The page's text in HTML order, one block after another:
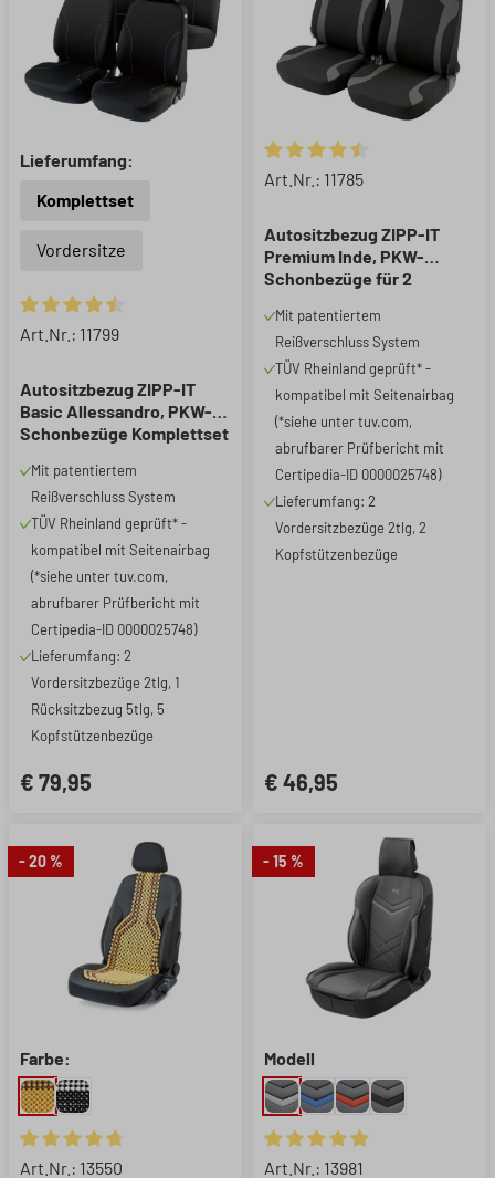
Lieferumfang:
Komplettset
Vordersitze
Durchschnittliche Bewertung von 4.55 von 5 Sternen
Art.Nr.: 11799
Autositzbezug ZIPP-IT
Basic Allessandro, PKW-
Schonbezüge Komplettset
System schwarz
Mit patentiertem
Reißverschluss System
TÜV Rheinland geprüft* -
kompatibel mit Seitenairbag
(*siehe unter tuv.com,
abrufbarer Prüfbericht mit
Certipedia-ID 0000025748)
Lieferumfang: 2
Vordersitzbezüge 2tlg, 1
Rücksitzbezug 5tlg, 5
Kopfstützenbezüge
€ 79,95
Durchschnittliche Bewertung
Art.Nr.: 11785
Autositzbezug ZIPP-IT
Premium Inde, PKW-
Schonbezüge für 2
Reißverschluss-System
schwarz/grau
Mit patentiertem
Reißverschluss System
TÜV Rheinland geprüft* -
kompatibel mit Seitenairbag
(*siehe unter tuv.com,
abrufbarer Prüfbericht mit
Certipedia-ID 0000025748)
Lieferumfang: 2
Vordersitzbezüge 2tlg, 2
Kopfstützenbezüge
€ 46,95
- 20 %
Farbe:
Durchschnittliche Bewertung von 4.75 von 5 Sternen
Art.Nr.: 13550
- 15 %
Modell
Durchschnittliche Bewertung
Art.Nr.: 13981